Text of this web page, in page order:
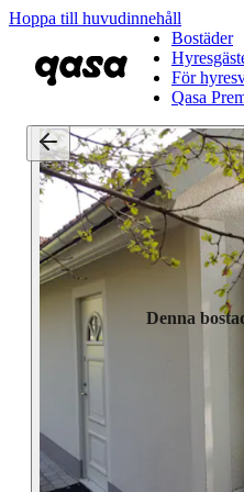
Hoppa till huvudinnehåll
Bostäder
För
Qasa
Denna